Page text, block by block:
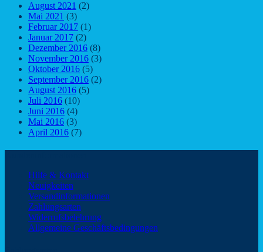
August 2021 (2)
Mai 2021 (3)
Februar 2017 (1)
Januar 2017 (2)
Dezember 2016 (8)
November 2016 (3)
Oktober 2016 (5)
September 2016 (2)
August 2016 (5)
Juli 2016 (10)
Juni 2016 (4)
Mai 2016 (3)
April 2016 (7)
Hilfe & Kontakt
Neuigkeiten
Versandinformationen
Zahlungsarten
Widerrufsbelehrung
Allgemeine Geschäftsbedingungen